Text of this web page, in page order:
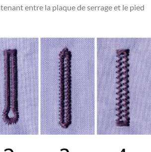
entre la plaque de serrage et le pied